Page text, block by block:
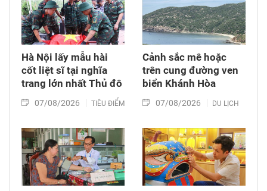
Hà Nội lấy mẫu hài
cốt liệt sĩ tại nghĩa
trang lớn nhất Thủ đô
07/08/2026 TIÊU ĐIỂM
Cảnh sắc mê hoặc
trên cung đường ven
biển Khánh Hòa
07/08/2026 DU LỊCH